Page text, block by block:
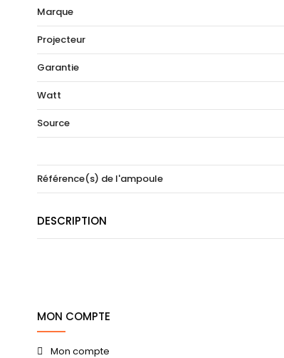
DESCRIPTION
Marque
Projecteur
Garantie
Watt
Source
Référence(s) de l'ampoule
MON COMPTE
Mon compte